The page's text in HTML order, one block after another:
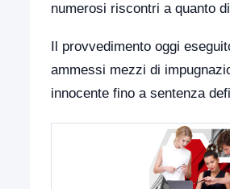
numerosi riscontri a quanto
Il provvedimento oggi
ammessi mezzi di
innocente fino a sentenza